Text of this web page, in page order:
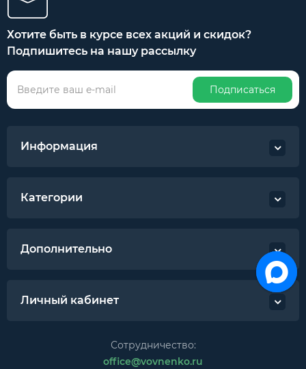
Хотите быть в курсе всех акций и скидок?
Подпишитесь на нашу рассылку
Подписаться
Информация
Категории
Дополнительно
Личный кабинет
Сотрудничество:
office@vovnenko.ru